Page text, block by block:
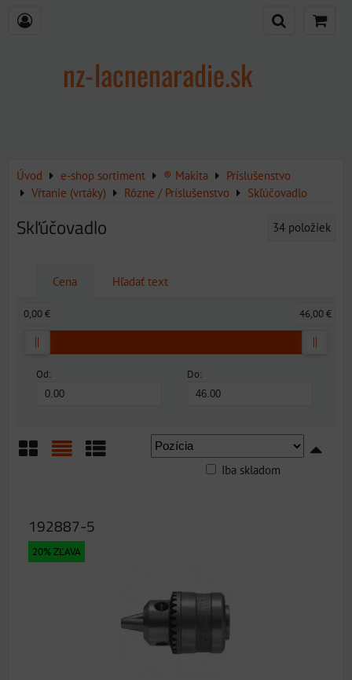
nz-lacnenaradie.sk
Úvod e-shop sortiment ® Makita
Príslušenstvo
Vŕtanie (vrtáky)
Rôzne / Príslušenstvo Skľúčovadlo
Skľúčovadlo 34 položiek
Cena Hľadať text
Od: Do:
0,00 € 46,00 €
Iba skladom
192887-5
20% ZĽAVA